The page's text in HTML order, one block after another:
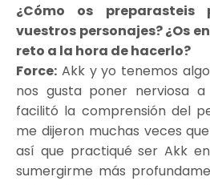
¿Cómo os
vuestros personajes? ¿Os
reto a la hora de hacerlo?
Force: Akk y yo tenemos
nos gusta poner nerviosa
facilitó la comprensión del
me dijeron muchas veces
así que practiqué ser Akk
sumergirme más